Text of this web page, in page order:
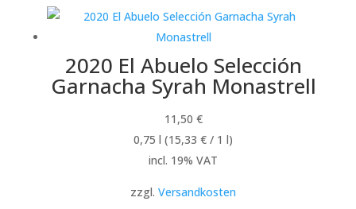
2020 El Abuelo Selección
Garnacha Syrah Monastrell
11,50 €
0,75 l (15,33€ / 1l)
incl. 19% VAT
zzgl.Versandkosten